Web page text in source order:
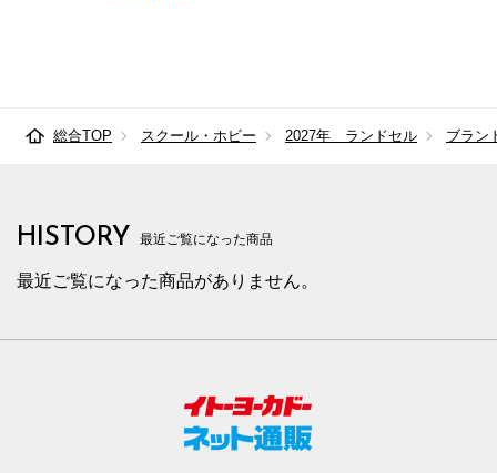
総合TOP スクール・ホビー 2027年 ランドセル ブラン
HISTORY 最近ご覧になった商品
最近ご覧になった商品がありません。